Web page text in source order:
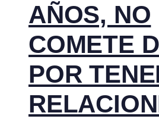
AÑOS, NO
COMETE
POR